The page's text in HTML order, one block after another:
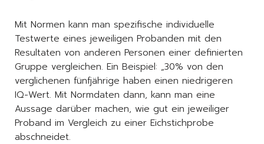
Mit Normen kann man spezifische individuelle
Testwerte eines jeweiligen Probanden mit den
Resultaten von anderen Personen einer definierten
Gruppe vergleichen. Ein Beispiel: „30% von den
verglichenen fünfjährige haben einen niedrigeren
IQ-Wert. Mit Normdaten dann, kann man eine
Aussage darüber machen, wie gut ein jeweiliger
Proband im Vergleich zu einer Eichstichprobe
abschneidet.